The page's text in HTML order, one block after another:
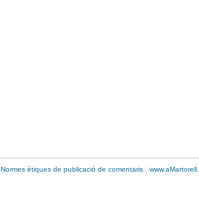
Normes ètiques de publicació de comentaris | www.aMartorell